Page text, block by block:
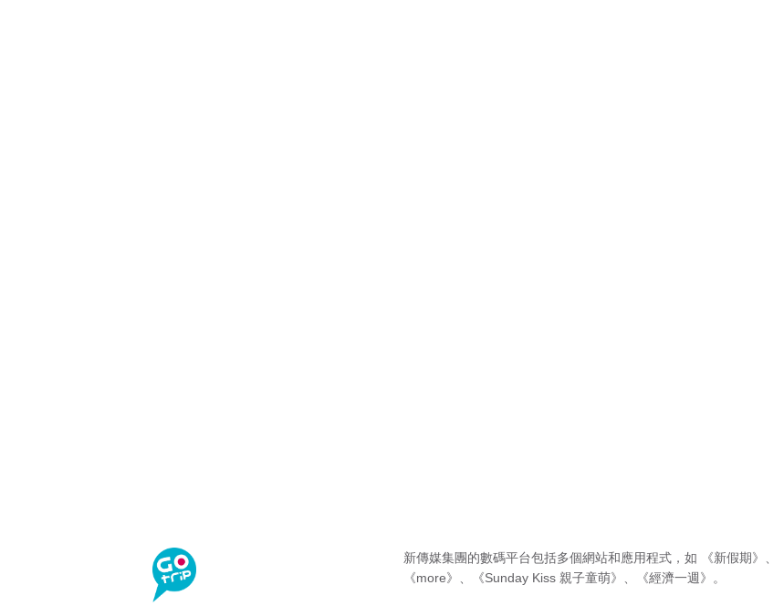
新傳媒集團的數碼平台包括多個網站和應用程式，如 《新假期》
《more》
《Sunday Kiss 親子童萌》 《經濟一週》 。